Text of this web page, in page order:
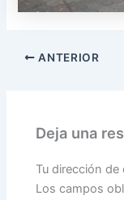
ANTERIOR
Deja una
Tu dirección
Los campos